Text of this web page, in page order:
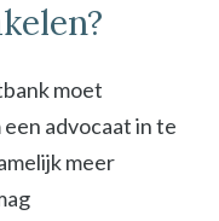
moet
advocaat in te
meer